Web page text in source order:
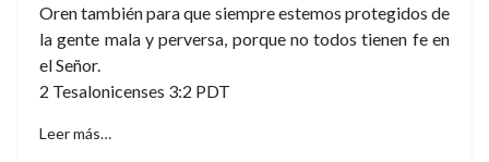
Oren también para que siempre estemos protegidos de
la gente mala y perversa, porque no todos tienen fe en
el Señor.
2 Tesalonicenses 3:2 PDT
Leer más…